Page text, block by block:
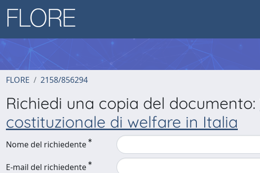
FLORE 2158/856294
Richiedi una copia del documento:
costituzionale di welfare in Italia
Nome del richiedente
E-mail del richiedente